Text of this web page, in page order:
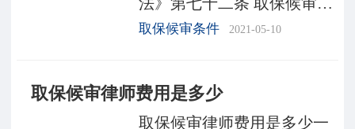
法》第七十二条 取保候审的
决定机关应当综合考虑保证
性，案件的性质、情节，可
能判处刑罚的轻重，被取保
取保候审条件 2021-05-10
取保候审律师费用是多少
取保候审律师费用是多少一